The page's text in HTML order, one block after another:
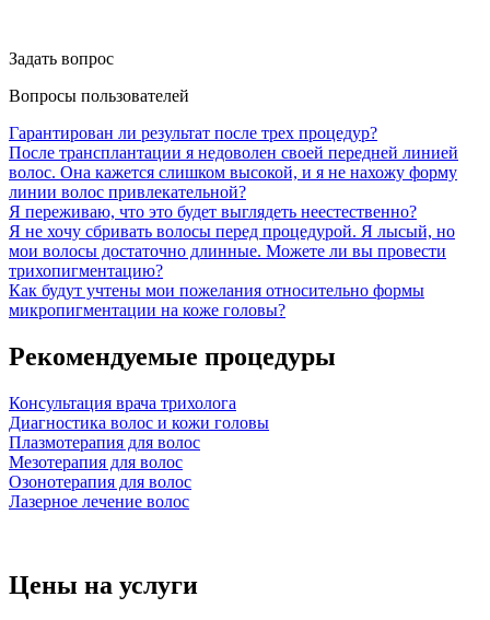
Задать вопрос
Вопросы пользователей
Гарантирован ли результат после трех процедур?
После трансплантации я недоволен своей передней линией
волос. Она кажется слишком высокой, и я не нахожу форму
линии волос привлекательной?
Я переживаю, что это будет выглядеть неестественно?
Я не хочу сбривать волосы перед процедурой. Я лысый, но
мои волосы достаточно длинные. Можете ли вы провести
трихопигментацию?
Как будут учтены мои пожелания относительно формы
микропигментации на коже головы?
Рекомендуемые процедуры
Консультация врача трихолога
Диагностика волос и кожи головы
Плазмотерапия для волос
Мезотерапия для волос
Озонотерапия для волос
Лазерное лечение волос
Цены на услуги